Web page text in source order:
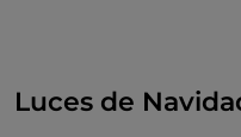
Luces de